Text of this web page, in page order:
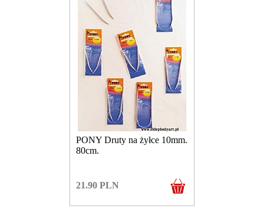
PONY Druty na żyłce 10mm.
80cm.
21.90 PLN